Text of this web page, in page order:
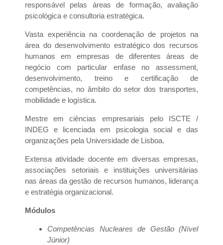
responsável pelas áreas de formação, avaliação
psicológica e consultoria estratégica.
Vasta experiência na coordenação de projetos na
área do desenvolvimento estratégico dos recursos
humanos em empresas de diferentes áreas de
negócio com particular enfase no assessment,
desenvolvimento, treino e certificação de
competências, no âmbito do setor dos transportes,
mobilidade e logística.
Mestre em ciências empresariais pelo ISCTE /
INDEG e licenciada em psicologia social e das
organizações pela Universidade de Lisboa.
Extensa atividade docente em diversas empresas,
associações setoriais e instituições universitárias
nas áreas da gestão de recursos humanos, liderança
e estratégia organizacional.
Módulos
Competências Nucleares de Gestão (Nível
Júnior)